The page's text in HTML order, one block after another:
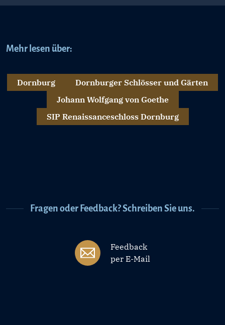
Mehr lesen über:
Dornburg
Dornburger Schlösser und Gärten
Johann Wolfgang von Goethe
SIP Renaissanceschloss Dornburg
Fragen oder Feedback? Schreiben Sie uns.
Feedback
per E-Mail